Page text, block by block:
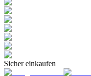
Sicher einkaufen